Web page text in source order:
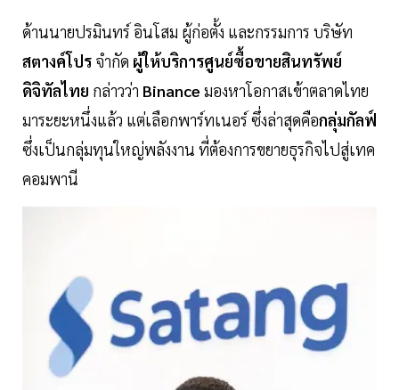
ด้านนายปรมินทร์ อินโสม ผู้ก่อตั้ง และกรรมการ บริษัท
สตางค์โปร จำกัด ผู้ให้บริการศูนย์ซื้อขายสินทรัพย์
ดิจิทัลไทย กล่าวว่า Binance มองหาโอกาสเข้าตลาดไทย
มาระยะหนึ่งแล้ว แต่เลือกพาร์ทเนอร์ ซึ่งล่าสุดคือกลุ่มกัลฟ์
ซึ่งเป็นกลุ่มทุนใหญ่พลังงาน ที่ต้องการขยายธุรกิจไปสู่เทค
คอมพานี